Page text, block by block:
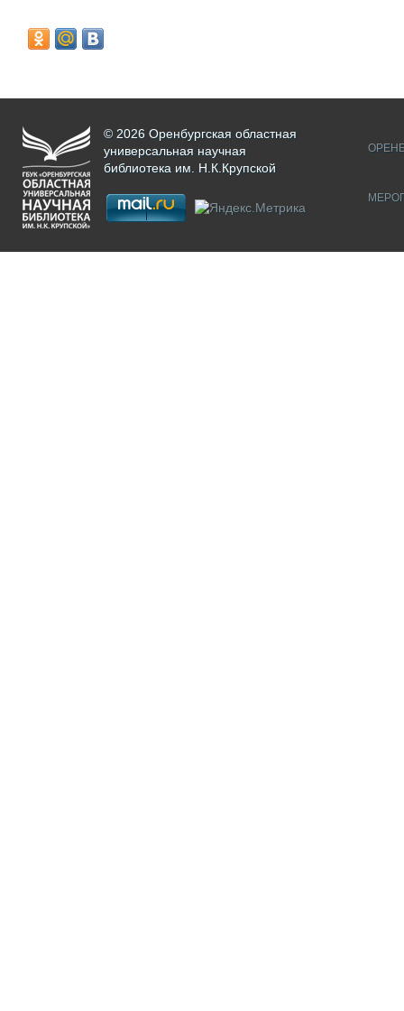
© 2026 Оренбургская областная
универсальная научная
библиотека им. Н.К.Крупской